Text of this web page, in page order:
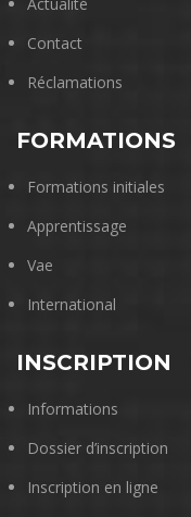
Actualité
Contact
Réclamations
FORMATIONS
Formations initiales
Apprentissage
Vae
International
INSCRIPTION
Informations
Dossier d’inscription
Inscription en ligne